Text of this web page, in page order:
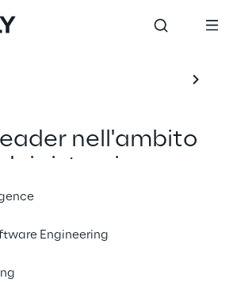
Engineering
nell'ambito
dei sistemi
end-to-end.
crea una nuova
di prodotti